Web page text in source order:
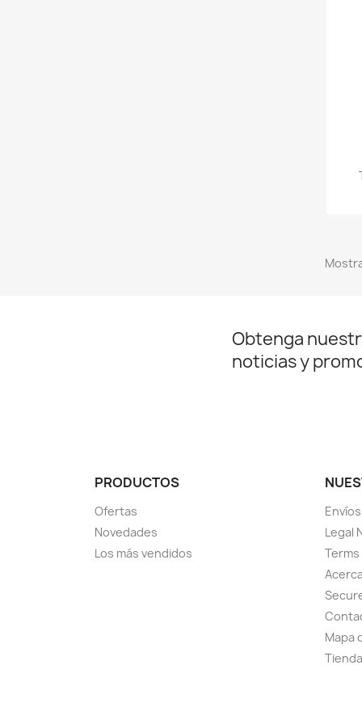
Obtenga
noticias y
PRODUCTOS
Ofertas
Novedades
Los más vendidos
Envíos
Legal
Mapa